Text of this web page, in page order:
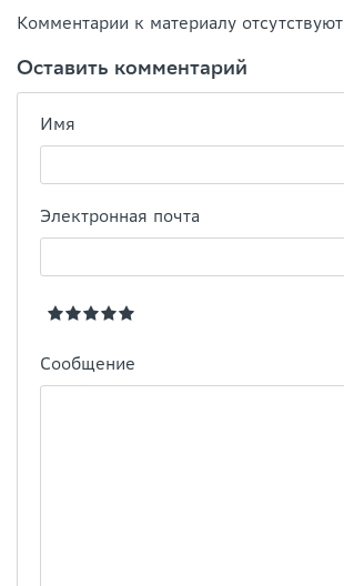
Комментарии к материалу отсутствуют
Оставить комментарий
Имя
Электронная почта
Сообщение